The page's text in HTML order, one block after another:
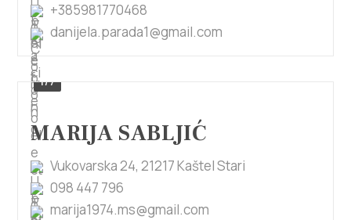
+385981770468
danijela.parada1@gmail.com
1/7
MARIJA SABLJIĆ
Vukovarska 24, 21217 Kaštel Stari
098 447 796
marija1974.ms@gmail.com